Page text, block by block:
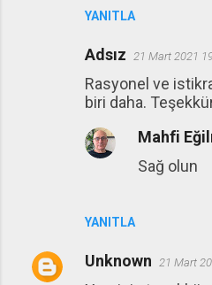
YANITLA
Adsız 21 Mart 2021
Rasyonel ve
biri daha.
YANITLA
Mahfi
Sağ olun
Unknown 21 Mart